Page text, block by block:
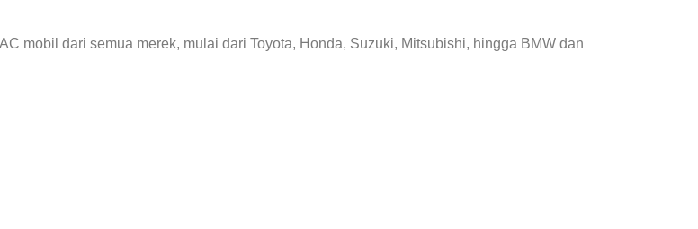
mobil dari semua merek, mulai dari Toyota, Honda, Suzuki, Mitsubishi, hingga BMW dan